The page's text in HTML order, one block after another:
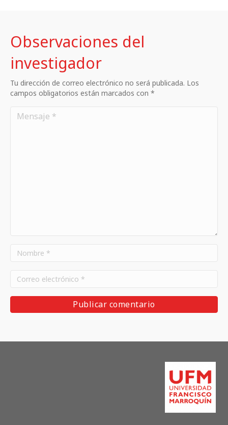
Observaciones del
investigador
Tu dirección de correo electrónico no será publicada. Los
campos obligatorios están marcados con *